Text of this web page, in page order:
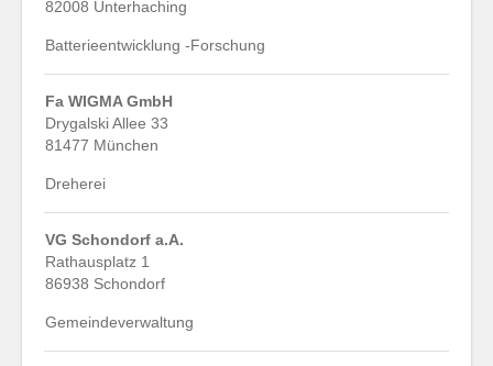
82008 Unterhaching
Batterieentwicklung -Forschung
Fa WIGMA GmbH
Drygalski Allee 33
81477 München
Dreherei
VG Schondorf a.A.
Rathausplatz 1
86938 Schondorf
Gemeindeverwaltung